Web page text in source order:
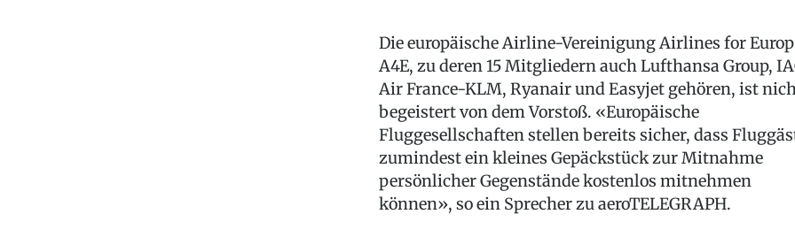
Die europäische Airline-Vereinigung Airlines for
A4E, zu deren 15 Mitgliedern auch Lufthansa Group,
Air France-KLM, Ryanair und Easyjet gehören, ist
begeistert von dem Vorstoß. «Europäische
Fluggesellschaften stellen bereits sicher, dass
zumindest ein kleines Gepäckstück zur Mitnahme
persönlicher Gegenstände kostenlos mitnehmen
können», so ein Sprecher zu aeroTELEGRAPH.